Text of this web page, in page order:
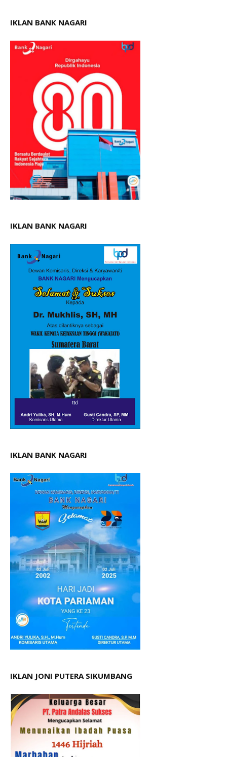
IKLAN BANK NAGARI
IKLAN BANK NAGARI
IKLAN BANK NAGARI
IKLAN JONI PUTERA SIKUMBANG